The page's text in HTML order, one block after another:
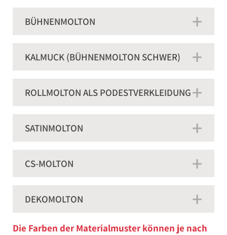
BÜHNENMOLTON
KALMUCK (BÜHNENMOLTON SCHWER)
ROLLMOLTON ALS PODESTVERKLEIDUNG
SATINMOLTON
CS-MOLTON
DEKOMOLTON
Die Farben der Materialmuster können je nach
Akustikgewebe
Lackfolie
Messeteppich
Kunstleder B1
Möbelstoffe B1
Markise / Sonnenschutz B1
Klarsichtfolie B1